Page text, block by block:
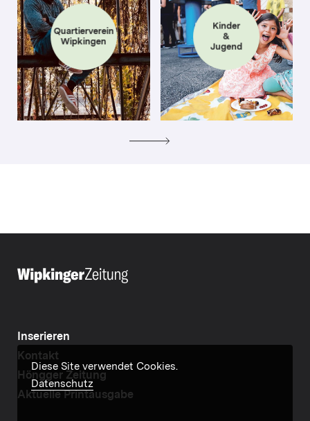
Quartierverein
Wipkingen
Kinder
&
Jugend
Inserieren
Kontakt
Höngger Zeitung
Aktuelle Printausgabe
Diese Site verwendet Cookies.
Datenschutz